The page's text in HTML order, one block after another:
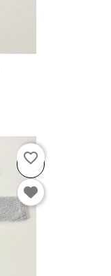
favorite_border